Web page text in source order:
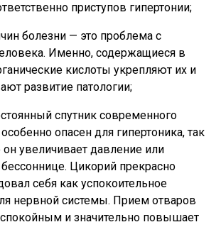
приступов гипертонии;
болезни — это проблема с
Именно, содержащиеся в
кислоты укрепляют их и
развитие патологии;
спутник современного
опасен для гипертоника, так
увеличивает давление или
Цикорий прекрасно
себя как успокоительное
нервной системы. Прием отваров
и значительно повышает